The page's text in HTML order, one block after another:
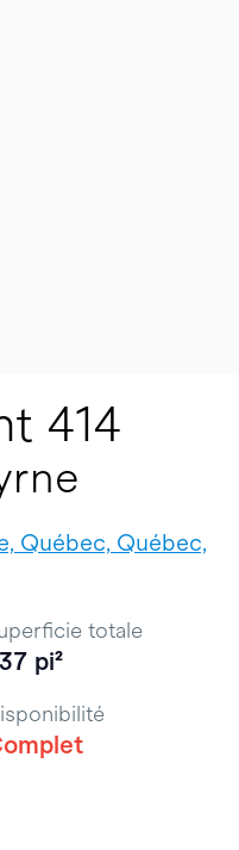
414
Québec, Québec,
totale
pi²